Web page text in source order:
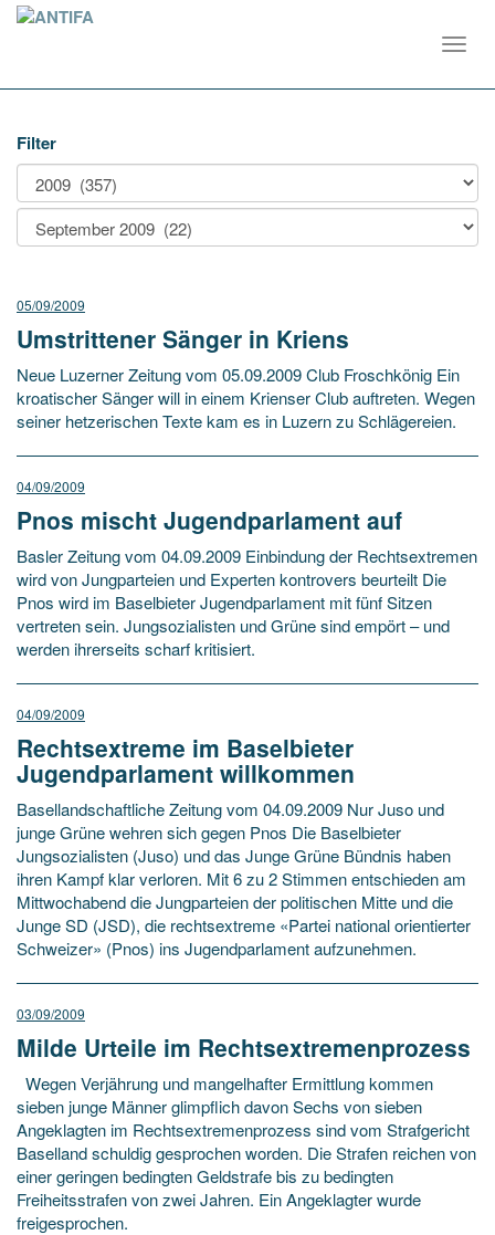
Filter
05/09/2009
Umstrittener Sänger in Kriens
Neue Luzerner Zeitung vom 05.09.2009 Club Froschkönig Ein
kroatischer Sänger will in einem Krienser Club auftreten. Wegen
seiner hetzerischen Texte kam es in Luzern zu Schlägereien.
04/09/2009
Pnos mischt Jugendparlament auf
Basler Zeitung vom 04.09.2009 Einbindung der Rechtsextremen
wird von Jungparteien und Experten kontrovers beurteilt Die
Pnos wird im Baselbieter Jugendparlament mit fünf Sitzen
vertreten sein. Jungsozialisten und Grüne sind empört – und
werden ihrerseits scharf kritisiert.
04/09/2009
Rechtsextreme im Baselbieter
Jugendparlament willkommen
Basellandschaftliche Zeitung vom 04.09.2009 Nur Juso und
junge Grüne wehren sich gegen Pnos Die Baselbieter
Jungsozialisten (Juso) und das Junge Grüne Bündnis haben
ihren Kampf klar verloren. Mit 6 zu 2 Stimmen entschieden am
Mittwochabend die Jungparteien der politischen Mitte und die
Junge SD (JSD), die rechtsextreme «Partei national orientierter
Schweizer» (Pnos) ins Jugendparlament aufzunehmen.
03/09/2009
Milde Urteile im Rechtsextremenprozess
Wegen Verjährung und mangelhafter Ermittlung kommen
sieben junge Männer glimpflich davon Sechs von sieben
Angeklagten im Rechtsextremenprozess sind vom Strafgericht
Baselland schuldig gesprochen worden. Die Strafen reichen von
einer geringen bedingten Geldstrafe bis zu bedingten
Freiheitsstrafen von zwei Jahren. Ein Angeklagter wurde
freigesprochen.